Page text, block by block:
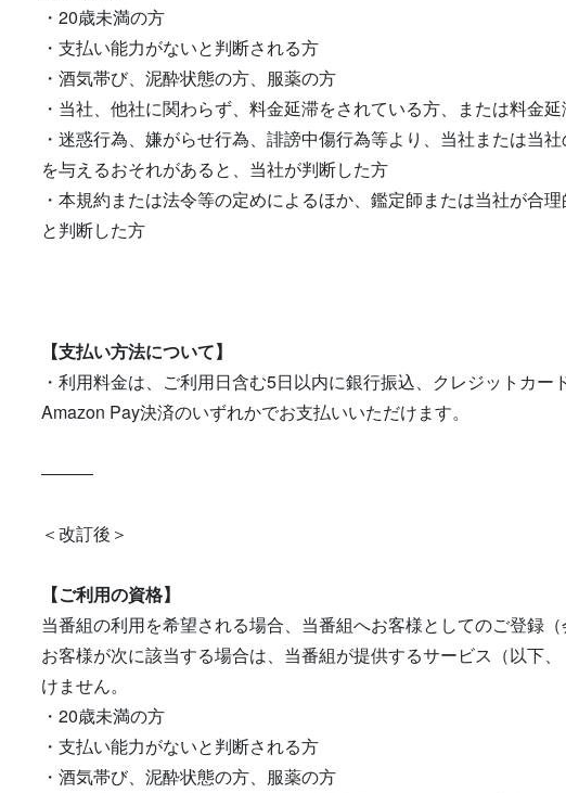
・20歳未満の方
・支払い能力がないと判断される方
・酒気帯び、泥酔状態の方、服薬の方
・当社、他社に関わらず、料金延滞をされている方、または料金
・迷惑行為、嫌がらせ行為、誹謗中傷行為等より、当社または当
を与えるおそれがあると、当社が判断した方
・本規約または法令等の定めによるほか、鑑定師または当社が合
と判断した方
【支払い方法について】
・利用料金は、ご利用日含む5日以内に銀行振込、クレジットカー
Amazon Pay決済のいずれかでお支払いいただけます。
―――
＜改訂後＞
【ご利用の資格】
当番組の利用を希望される場合、当番組へお客様としてのご登録（
お客様が次に該当する場合は、当番組が提供するサービス（以下
けません。
・20歳未満の方
・支払い能力がないと判断される方
・酒気帯び、泥酔状態の方、服薬の方